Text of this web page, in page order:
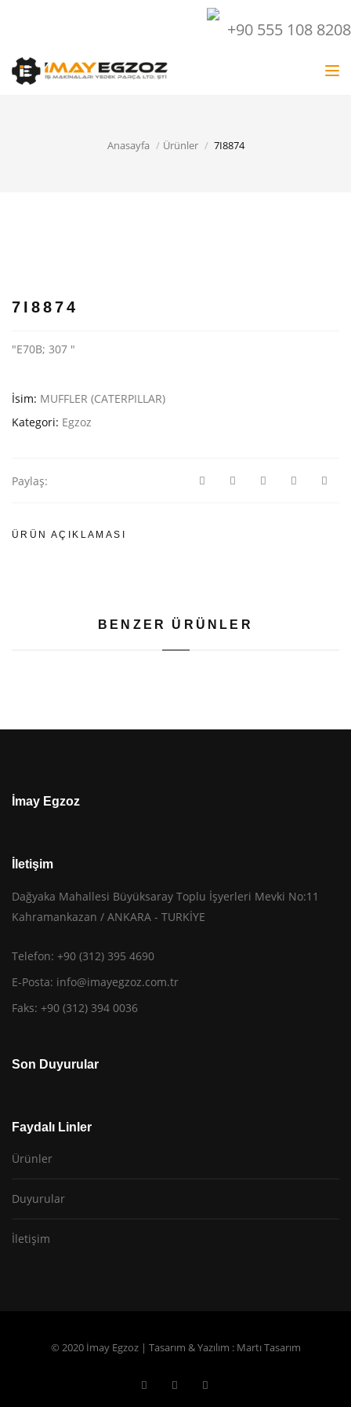
+90 555 108 8208
Anasayfa Ürünler 7I8874
7I8874
"E70B; 307 "
İsim: MUFFLER (CATERPILLAR)
Kategori: Egzoz
Paylaş:
ÜRÜN AÇIKLAMASI
BENZER ÜRÜNLER
İmay Egzoz
İletişim
Dağyaka Mahallesi Büyüksaray Toplu İşyerleri Mevki No:11
Kahramankazan / ANKARA - TURKİYE
Telefon: +90 (312) 395 4690
E-Posta: info@imayegzoz.com.tr
Faks: +90 (312) 394 0036
Son Duyurular
Faydalı Linler
Ürünler
Duyurular
İletişim
© 2020 İmay Egzoz | Tasarım & Yazılım : Martı Tasarım